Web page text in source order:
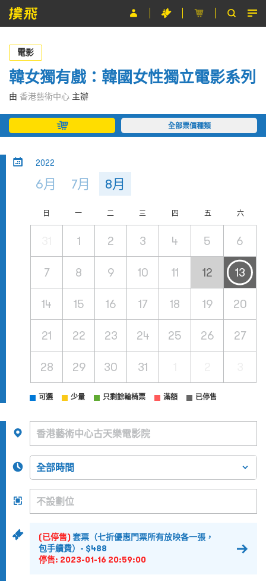
節目
主辦單位
關於撲飛
條款及細則
電影
韓女獨有戲：韓國女性獨立電影系列
由 香港藝術中心 主辦
全部票價種類
2022
6月 7月 8月
日 一 二 三 四 五 六
1 2 3 4 5 6
7 8 9 10 11 12 13
14 15 16 17 18 19 20
21 22 23 24 25 26 27
28 29 30 31
可選 少量 只剩餘輪椅票 滿額 已停售
(已停售)套票（七折優惠門票所有放映各一張，
包手續費）- $488
停售: 2023-01-16 20:59:00